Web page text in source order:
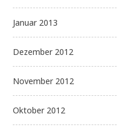
Januar 2013
Dezember 2012
November 2012
Oktober 2012